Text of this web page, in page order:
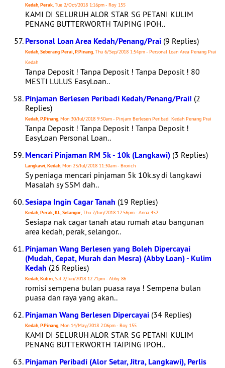
Kedah, Perak, Tue 2/Oct/2018 1:16pm - Roy 155
KAMI DI SELURUH ALOR STAR SG PETANI KULIM
PENANG BUTTERWORTH TAIPING IPOH..
Personal Loan Area Kedah/Penang/Prai (9 Replies)
Kedah, Seberang Perai, P.Pinang, Thu 6/Sep/2018 1:54pm - Personal Loan Area Penang Prai
Kedah
Tanpa Deposit ! Tanpa Deposit ! Tanpa Deposit ! 80
MESTI LULUS EasyLoan..
Pinjaman Berlesen Peribadi Kedah/Penang/Prai! (2
Replies)
Kedah, P.Pinang, Mon 30/Jul/2018 9:50am - Pinjam Berlesen Peribadi Kedah Penang Prai
Tanpa Deposit ! Tanpa Deposit ! Tanpa Deposit !
EasyLoan Personal Loan..
Mencari Pinjaman RM 5k - 10k (Langkawi) (3 Replies)
Langkawi, Kedah, Mon 23/Jul/2018 11:30am - Brorich
Sy peniaga mencari pinjaman 5k 10k.sy di langkawi
Masalah sy SSM dah..
Sesiapa Ingin Cagar Tanah (19 Replies)
Kedah, Perak, KL, Selangor, Thu 7/Jun/2018 12:56pm - Anna 452
Sesiapa nak cagar tanah atau rumah atau bangunan
area kedah, perak, selangor..
Pinjaman Wang Berlesen yang Boleh Dipercayai
(Mudah, Cepat, Murah dan Mesra) (Abby Loan) - Kulim
Kedah (26 Replies)
Kedah, Kulim, Sat 2/Jun/2018 12:21pm - Abby 86
romisi sempena bulan puasa raya ! Sempena bulan
puasa dan raya yang akan..
Pinjaman Wang Berlesen Dipercayai (34 Replies)
Kedah, P.Pinang, Mon 14/May/2018 2:06pm - Roy 155
KAMI DI SELURUH ALOR STAR SG PETANI KULIM
PENANG BUTTERWORTH TAIPING IPOH..
Pinjaman Peribadi (Alor Setar, Jitra, Langkawi), Perlis